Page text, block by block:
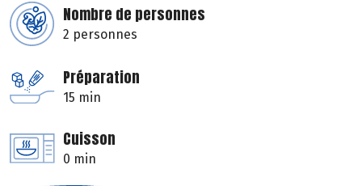
Nombre de personnes
2 personnes
Préparation
15 min
Cuisson
0 min